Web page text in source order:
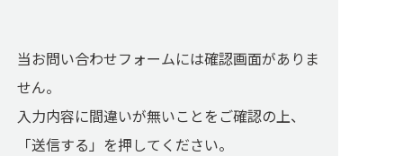
当お問い合わせフォームには確認画面がありま
せん。
入力内容に間違いが無いことをご確認の上、
「送信する」を押してください。